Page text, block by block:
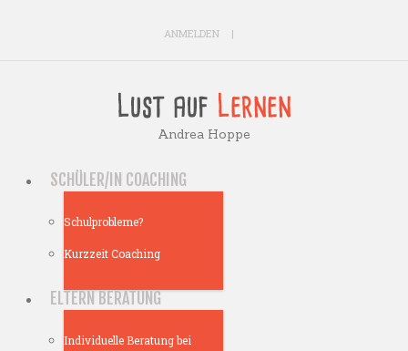
ANMELDEN
Andrea Hoppe
SCHÜLER/IN COACHING
Schulprobleme?
Kurzzeit Coaching
ELTERN BERATUNG
Individuelle Beratung bei